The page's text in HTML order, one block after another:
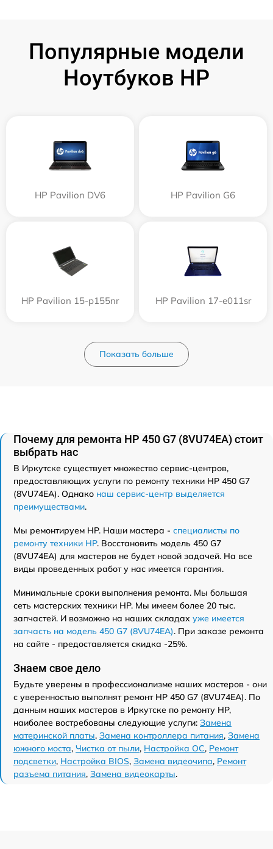
Популярные модели
Ноутбуков HP
HP Pavilion DV6 HP Pavilion G6
HP Pavilion 15-p155nr HP Pavilion 17-e011sr
Показать больше
Почему для ремонта HP 450 G7 (8VU74EA) стоит
выбрать нас
В Иркутске существует множество сервис-центров,
предоставляющих услуги по ремонту техники HP 450 G7
(8VU74EA). Однако наш сервис-центр выделяется
преимуществами.
Мы ремонтируем HP. Наши мастера - специалисты по
ремонту техники HP. Восстановить модель 450 G7
(8VU74EA) для мастеров не будет новой задачей. На все
виды проведенных работ у нас имеется гарантия.
Минимальные сроки выполнения ремонта. Мы большая
сеть мастерских техники HP. Мы имеем более 20 тыс.
запчастей. И возможно на наших складах уже имеется
запчасть на модель 450 G7 (8VU74EA). При заказе ремонта
на сайте - предоставляется скидка -25%.
Знаем свое дело
Будьте уверены в профессионализме наших мастеров - они
с уверенностью выполнят ремонт HP 450 G7 (8VU74EA). По
данным наших мастеров в Иркутске по ремонту HP,
наиболее востребованы следующие услуги: Замена
материнской платы, Замена контроллера питания, Замена
южного моста, Чистка от пыли, Настройка ОС, Ремонт
подсветки, Настройка BIOS, Замена видеочипа, Ремонт
разъема питания, Замена видеокарты.